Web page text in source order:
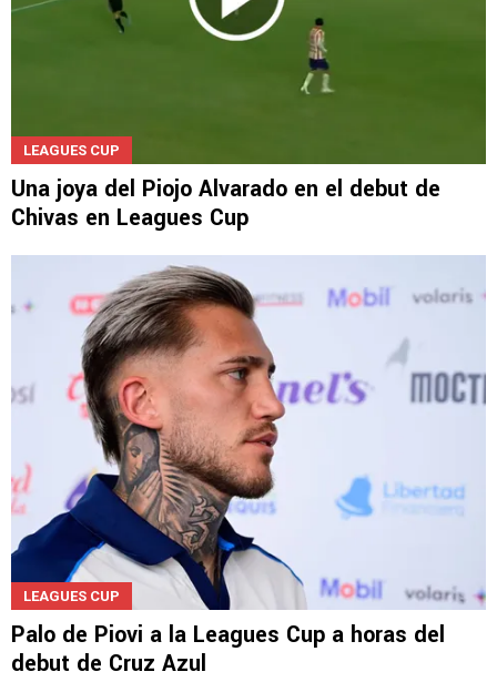
LEAGUES CUP
Una joya del Piojo Alvarado en el debut de
Chivas en Leagues Cup
LEAGUES CUP
Palo de Piovi a la Leagues Cup a horas del
debut de Cruz Azul